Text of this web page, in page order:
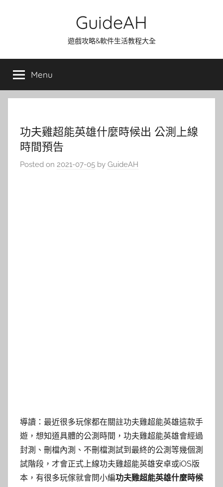
GuideAH
遊戲攻略&軟件生活教程大全
Menu
功夫雞超能英雄什麼時候出 公測上線
時間預告
Posted on 2021-07-05 by GuideAH
導讀：最近很多玩傢都在關註功夫雞超能英雄這款手
遊，想知道具體的公測時間，功夫雞超能英雄會經過
封測、刪檔內測、不刪檔測試到最終的公測等幾個測
試階段，才會正式上線功夫雞超能英雄安卓或iOS版
本，有很多玩傢就會問小編功夫雞超能英雄什麼時候